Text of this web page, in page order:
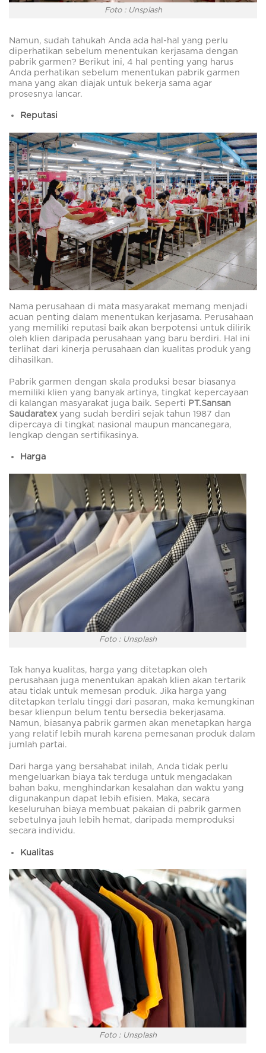
Foto : Unsplash
Namun, sudah tahukah Anda ada hal-hal yang perlu
diperhatikan sebelum menentukan kerjasama dengan
pabrik garmen? Berikut ini, 4 hal penting yang harus
Anda perhatikan sebelum menentukan pabrik garmen
mana yang akan diajak untuk bekerja sama agar
prosesnya lancar.
Reputasi
Nama perusahaan di mata masyarakat memang menjadi
acuan penting dalam menentukan kerjasama. Perusahaan
yang memiliki reputasi baik akan berpotensi untuk dilirik
oleh klien daripada perusahaan yang baru berdiri. Hal ini
terlihat dari kinerja perusahaan dan kualitas produk yang
dihasilkan.
Pabrik garmen dengan skala produksi besar biasanya
memiliki klien yang banyak artinya, tingkat kepercayaan
di kalangan masyarakat juga baik. Seperti PT.Sansan
Saudaratex yang sudah berdiri sejak tahun 1987 dan
dipercaya di tingkat nasional maupun mancanegara,
lengkap dengan sertifikasinya.
Harga
Foto : Unsplash
Tak hanya kualitas, harga yang ditetapkan oleh
perusahaan juga menentukan apakah klien akan tertarik
atau tidak untuk memesan produk. Jika harga yang
ditetapkan terlalu tinggi dari pasaran, maka kemungkinan
besar klienpun belum tentu bersedia bekerjasama.
Namun, biasanya pabrik garmen akan menetapkan harga
yang relatif lebih murah karena pemesanan produk dalam
jumlah partai.
Dari harga yang bersahabat inilah, Anda tidak perlu
mengeluarkan biaya tak terduga untuk mengadakan
bahan baku, menghindarkan kesalahan dan waktu yang
digunakanpun dapat lebih efisien. Maka, secara
keseluruhan biaya membuat pakaian di pabrik garmen
sebetulnya jauh lebih hemat, daripada memproduksi
secara individu.
Kualitas
Foto : Unsplash